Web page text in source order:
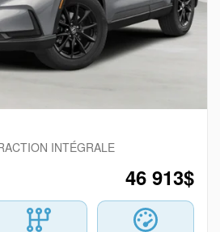
INTÉGRALE
46 913$